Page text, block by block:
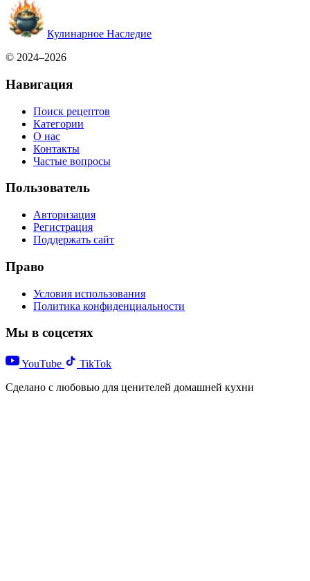
Кулинарное Наследие
© 2024–2026
Навигация
Поиск рецептов
Категории
О нас
Контакты
Частые вопросы
Пользователь
Авторизация
Регистрация
Поддержать сайт
Право
Условия использования
Политика конфиденциальности
Мы в соцсетях
YouTube
TikTok
Сделано с любовью для ценителей домашней кухни